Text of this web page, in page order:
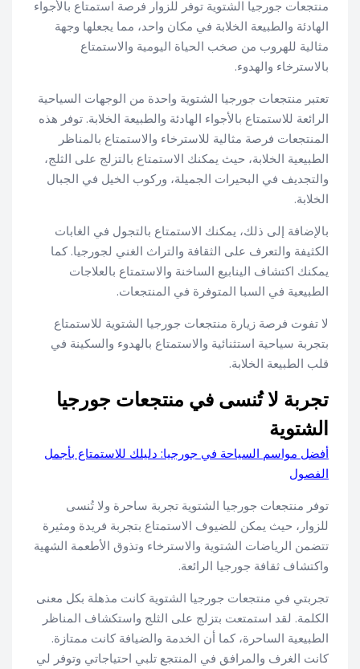
منتجعات جورجيا الشتوية توفر للزوار فرصة استمتاع بالأجواء
الهادئة والطبيعة الخلابة في مكان واحد، مما يجعلها وجهة
مثالية للهروب من صخب الحياة اليومية والاستمتاع
بالاسترخاء والهدوء.
تعتبر منتجعات جورجيا الشتوية واحدة من الوجهات السياحية
الرائعة للاستمتاع بالأجواء الهادئة والطبيعة الخلابة. توفر هذه
المنتجعات فرصة مثالية للاسترخاء والاستمتاع بالمناظر
الطبيعية الخلابة، حيث يمكنك الاستمتاع بالتزلج على الثلج،
والتجديف في البحيرات الجميلة، وركوب الخيل في الجبال
الخلابة.
بالإضافة إلى ذلك، يمكنك الاستمتاع بالتجول في الغابات
الكثيفة والتعرف على الثقافة والتراث الغني لجورجيا. كما
يمكنك اكتشاف الينابيع الساخنة والاستمتاع بالعلاجات
الطبيعية في السبا المتوفرة في المنتجعات.
لا تفوت فرصة زيارة منتجعات جورجيا الشتوية للاستمتاع
بتجربة سياحية استثنائية والاستمتاع بالهدوء والسكينة في
قلب الطبيعة الخلابة.
تجربة لا تُنسى في منتجعات جورجيا
الشتوية
أفضل مواسم السياحة في جورجيا: دليلك للاستمتاع بأجمل
الفصول
توفر منتجعات جورجيا الشتوية تجربة ساحرة ولا تُنسى
للزوار، حيث يمكن للضيوف الاستمتاع بتجربة فريدة ومثيرة
تتضمن الرياضات الشتوية والاسترخاء وتذوق الأطعمة الشهية
واكتشاف ثقافة جورجيا الرائعة.
تجربتي في منتجعات جورجيا الشتوية كانت مذهلة بكل معنى
الكلمة. لقد استمتعت بتزلج على الثلج واستكشاف المناظر
الطبيعية الساحرة، كما أن الخدمة والضيافة كانت ممتازة.
كانت الغرف والمرافق في المنتجع تلبي احتياجاتي وتوفر لي